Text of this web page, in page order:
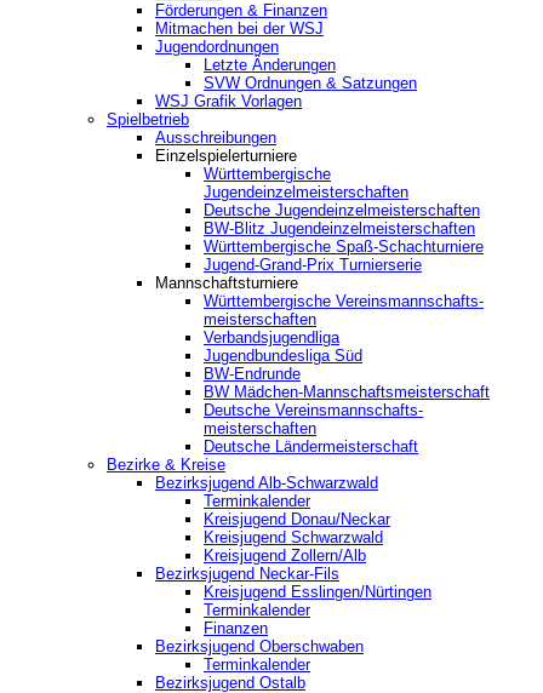
Förderungen & Finanzen
Mitmachen bei der WSJ
Jugendordnungen
Letzte Änderungen
SVW Ordnungen & Satzungen
WSJ Grafik Vorlagen
Spielbetrieb
Ausschreibungen
Einzelspielerturniere
Württembergische
Jugendeinzelmeisterschaften
Deutsche Jugendeinzelmeisterschaften
BW-Blitz Jugendeinzelmeisterschaften
Württembergische Spaß-Schachturniere
Jugend-Grand-Prix Turnierserie
Mannschaftsturniere
Württembergische Vereinsmannschafts-
meisterschaften
Verbandsjugendliga
Jugendbundesliga Süd
BW-Endrunde
BW Mädchen-Mannschaftsmeisterschaft
Deutsche Vereinsmannschafts-
meisterschaften
Deutsche Ländermeisterschaft
Bezirke & Kreise
Bezirksjugend Alb-Schwarzwald
Terminkalender
Kreisjugend Donau/Neckar
Kreisjugend Schwarzwald
Kreisjugend Zollern/Alb
Bezirksjugend Neckar-Fils
Kreisjugend ‎Esslingen/Nürtingen
Terminkalender
Finanzen
Bezirksjugend Oberschwaben
Terminkalender
Bezirksjugend Ostalb